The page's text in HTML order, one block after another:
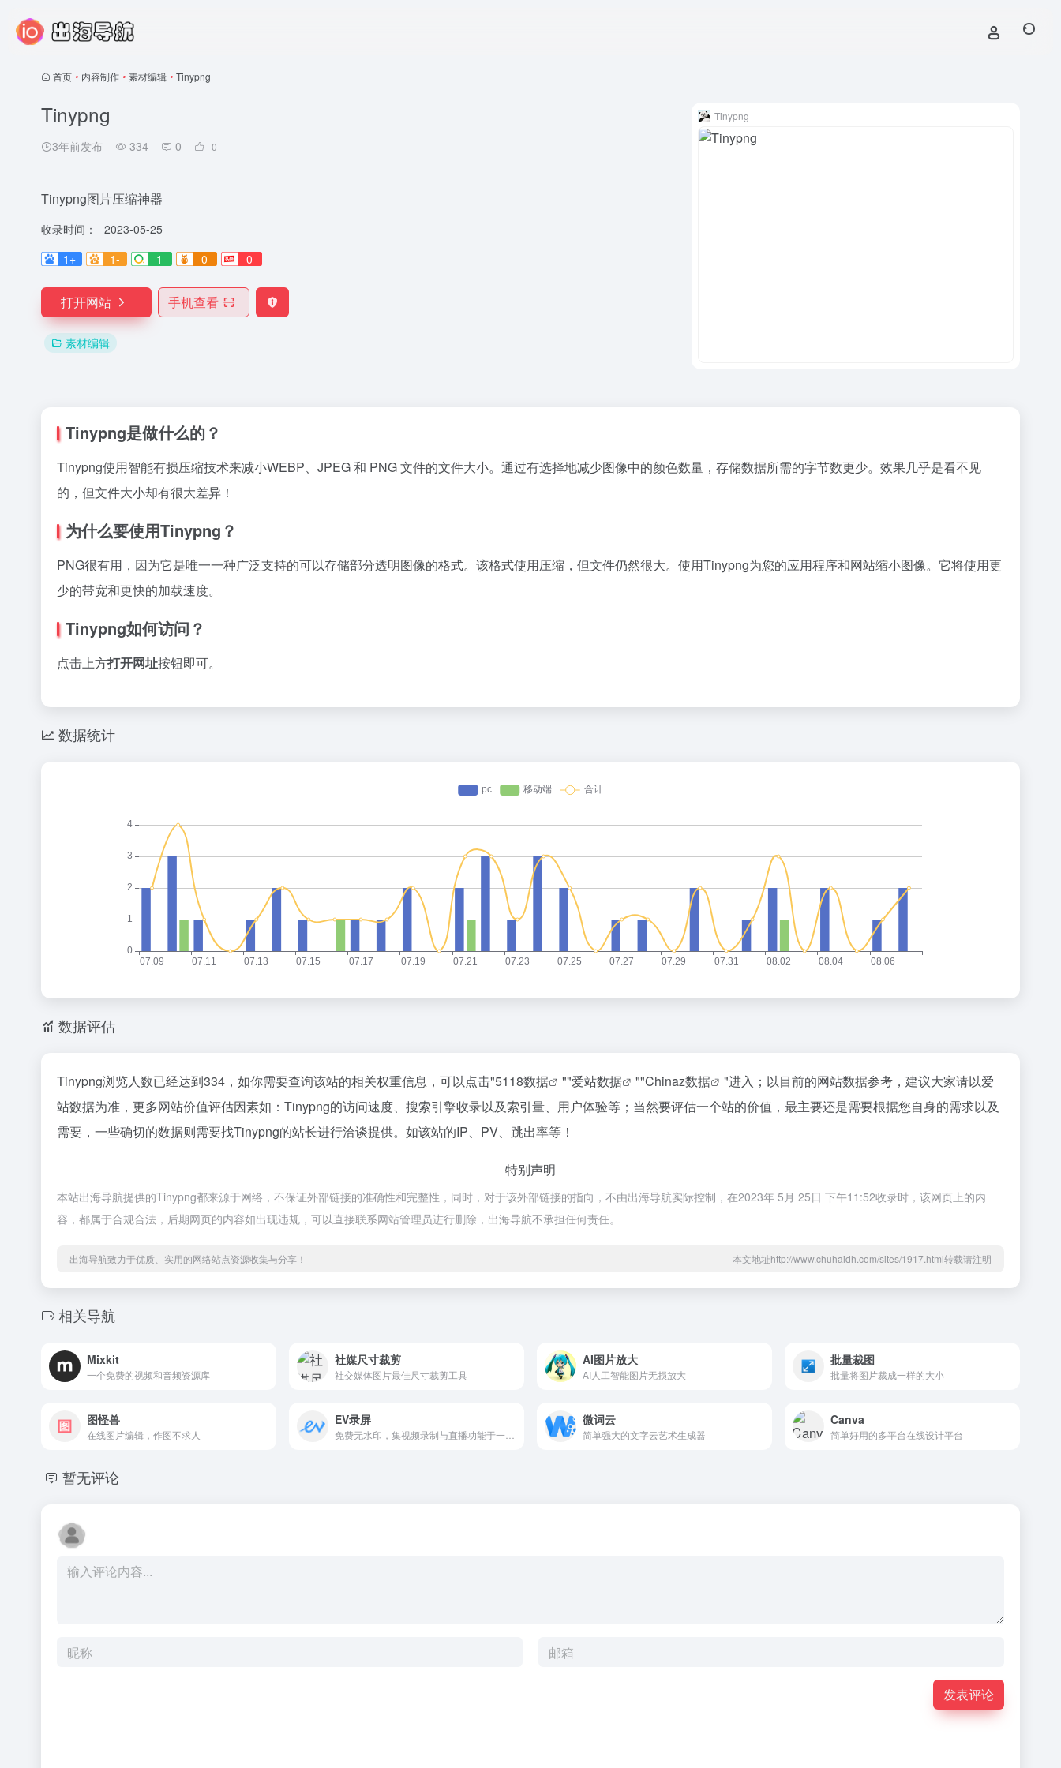
首页 • 内容制作 • 素材编辑 • Tinypng
Tinypng
3年前发布 334 0 0
Tinypng图片压缩神器
收录时间：
2023-05-25
1+
1- 1 0 0
打开网站 手机查看
素材编辑
Tinypng
Tinypng是做什么的？
Tinypng使用智能有损压缩技术来减小WEBP、JPEG 和 PNG 文件的文件大小。通过有选择地减少图像中的颜色数量，存储数据所需的字节数更少。效果几乎是看不见
的，但文件大小却有很大差异！
为什么要使用Tinypng？
PNG很有用，因为它是唯一一种广泛支持的可以存储部分透明图像的格式。该格式使用压缩，但文件仍然很大。使用Tinypng为您的应用程序和网站缩小图像。它将使用更
少的带宽和更快的加载速度。
Tinypng如何访问？
点击上方打开网址按钮即可。
数据统计
数据评估
Tinypng浏览人数已经达到334，如你需要查询该站的相关权重信息，可以点击"5118数据 ""爱站数据 ""Chinaz数据
"进入；以目前的网站数据参考，建议大家请以爱
站数据为准，更多网站价值评估因素如：Tinypng的访问速度、搜索引擎收录以及索引量、用户体验等；当然要评估一个站的价值，最主要还是需要根据您自身的需求以及
需要，一些确切的数据则需要找Tinypng的站长进行洽谈提供。如该站的IP、PV、跳出率等！
特别声明
本站出海导航提供的Tinypng都来源于网络，不保证外部链接的准确性和完整性，同时，对于该外部链接的指向，不由出海导航实际控制，在2023年 5月 25日 下午11:52收录时，该网页上的内
容，都属于合规合法，后期网页的内容如出现违规，可以直接联系网站管理员进行删除，出海导航不承担任何责任。
出海导航致力于优质、实用的网络站点资源收集与分享！ 本文地址http://www.chuhaidh.com/sites/1917.html转载请注明
相关导航
Mixkit
一个免费的视频和音频资源库
社媒尺寸裁剪
社交媒体图片最佳尺寸裁剪工具
AI图片放大
AI人工智能图片无损放大
批量裁图
批量将图片裁成一样的大小
图怪兽
在线图片编辑，作图不求人
EV录屏 微词云
简单强大的文字云艺术生成器
Canva
简单好用的多平台在线设计平台
暂无评论
发表评论